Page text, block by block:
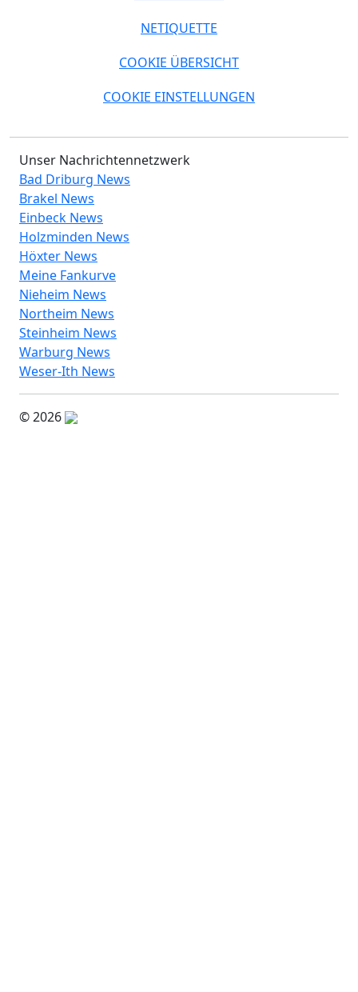
NETIQUETTE
COOKIE ÜBERSICHT
COOKIE EINSTELLUNGEN
Unser Nachrichtennetzwerk
Bad Driburg News
Brakel News
Einbeck News
Holzminden News
Höxter News
Meine Fankurve
Nieheim News
Northeim News
Steinheim News
Warburg News
Weser-Ith News
© 2026